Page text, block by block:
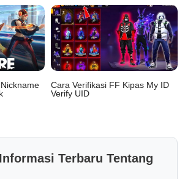
Cara Verifikasi FF Kipas My ID
Verify UID
Terbaru Tentang